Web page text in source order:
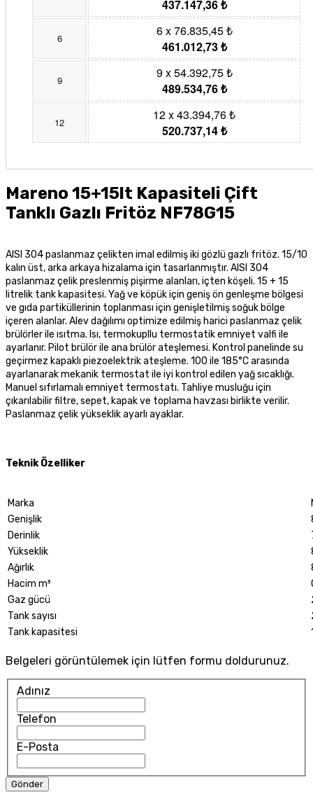
437.147,36 ₺
6
6 x 76.835,45 ₺
461.012,73 ₺
9
9 x 54.392,75 ₺
489.534,76 ₺
12
12 x 43.394,76 ₺
520.737,14 ₺
Mareno 15+15lt Kapasiteli Çift
Tanklı Gazlı Fritöz NF78G15
AISI 304 paslanmaz çelikten imal edilmiş iki gözlü gazlı fritöz. 15/10
kalın üst, arka arkaya hizalama için tasarlanmıştır. AISI 304
paslanmaz çelik preslenmiş pişirme alanları, içten köşeli. 15 + 15
litrelik tank kapasitesi. Yağ ve köpük için geniş ön genleşme bölgesi
ve gıda partiküllerinin toplanması için genişletilmiş soğuk bölge
içeren alanlar. Alev dağılımı optimize edilmiş harici paslanmaz çelik
brülörler ile ısıtma. Isı, termokupllu termostatik emniyet valfi ile
ayarlanır. Pilot brülör ile ana brülör ateşlemesi. Kontrol panelinde su
geçirmez kapaklı piezoelektrik ateşleme. 100 ile 185°C arasında
ayarlanarak mekanik termostat ile iyi kontrol edilen yağ sıcaklığı.
Manuel sıfırlamalı emniyet termostatı. Tahliye musluğu için
çıkarılabilir filtre, sepet, kapak ve toplama havzası birlikte verilir.
Paslanmaz çelik yükseklik ayarlı ayaklar.
Teknik Özelliker
Marka
Genişlik
Derinlik
Yükseklik
Ağırlık
Hacim m³
Gaz gücü
Tank sayısı
Tank kapasitesi
Belgeleri görüntülemek için lütfen formu doldurunuz.
Adınız
Telefon
E-Posta